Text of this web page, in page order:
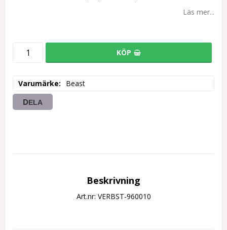
Läs mer...
KÖP
Varumärke Beast
DELA
Beskrivning
Art.nr: VERBST-960010